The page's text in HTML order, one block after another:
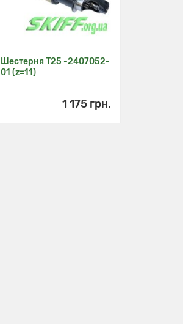
Шестерня Т25 -2407052-
01 (z=11)
1 175 грн.